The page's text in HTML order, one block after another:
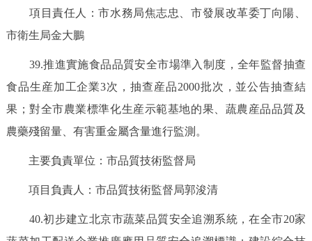
項目責任人：市水務局焦志忠、市發展改革委丁向陽、
市衛生局金大鵬
39.推進實施食品品質安全市場準入制度，全年監督抽查
食品生産加工企業3次，抽查産品2000批次，並公告抽查結
果；對全市農業標準化生産示範基地的果、蔬農産品品質及
農藥殘留量、有害重金屬含量進行監測。
主要負責單位：市品質技術監督局
項目負責人：市品質技術監督局郭浚清
40.初步建立北京市蔬菜品質安全追溯系統，在全市20家